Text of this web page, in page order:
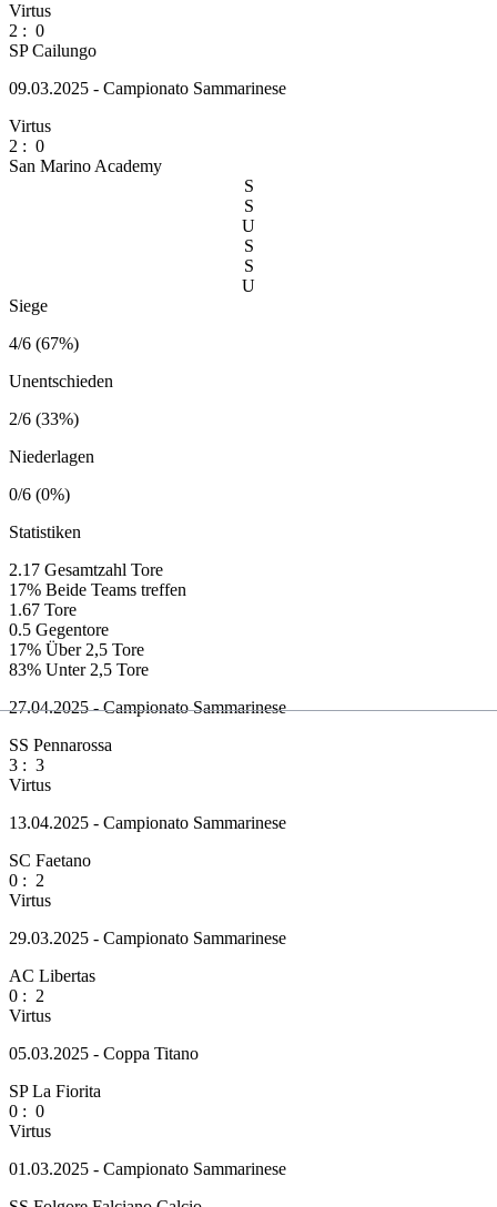
Virtus
2 : 0
SP Cailungo
09.03.2025 - Campionato Sammarinese
Virtus
2 : 0
San Marino Academy
S
S
U
S
S
U
Siege
4/6 (67%)
Unentschieden
2/6 (33%)
Niederlagen
0/6 (0%)
Statistiken
2.17 Gesamtzahl Tore
17% Beide Teams treffen
1.67 Tore
0.5 Gegentore
17% Über 2,5 Tore
83% Unter 2,5 Tore
27.04.2025 - Campionato Sammarinese
SS Pennarossa
3 : 3
Virtus
13.04.2025 - Campionato Sammarinese
SC Faetano
0 : 2
Virtus
29.03.2025 - Campionato Sammarinese
AC Libertas
0 : 2
Virtus
05.03.2025 - Coppa Titano
SP La Fiorita
0 : 0
Virtus
01.03.2025 - Campionato Sammarinese